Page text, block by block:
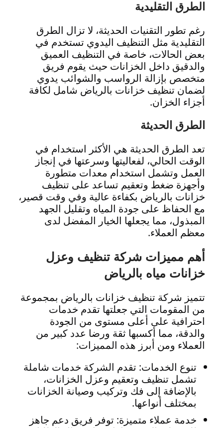
الطرق التقليدية
رغم تطور التقنيات الحديثة، لا تزال الطرق
التقليدية مثل التنظيف اليدوي تستخدم في
بعض الحالات، خاصة في التنظيف العميق
والدقيق داخل الخزانات حيث يقوم فريق
متخصص بإزالة الرواسب والشوائب يدوي
لضمان تنظيف خزانات بالرياض شامل لكافة
أجزاء الخزان.
الطرق الحديثة
تعد الطرق الحديثة هي الأكثر استخدام في
الوقت الحالي، لفعاليتها وسرعتها في إنجاز
العمل وتشمل استخدام معدات متطورة
وأجهزة ضغط وتعقيم تساعد على تنظيف
خزانات بالرياض بكفاءة عالية وفي وقت قصير،
مع الحفاظ على جودة المياه وتقليل الجهد
المبذول، مما يجعلها الخيار المفضل لدى
معظم العملاء.
أهم مميزات شركة تنظيف وعزل
خزانات مياه بالرياض
تتميز شركة تنظيف خزانات بالرياض بمجموعة
من المقومات التي جعلتها تقدم خدمات
احترافية على أعلى مستوى من الجودة
والدقة، مما أكسبها ثقة ورضا عدد كبير من
العملاء ومن أبرز هذه المميزات:
تنوع الخدمات: تقدم الشركة خدمات شاملة
تشمل تنظيف وتعقيم وعزل الخزانات،
بالإضافة إلى فك وتركيب وصيانة الخزانات
بمختلف أنواعها.
خدمة عملاء متميزة: توفر فريق دعم جاهز